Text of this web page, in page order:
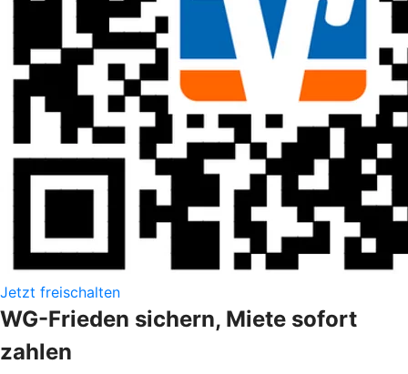
Jetzt freischalten
WG-Frieden sichern, Miete sofort
zahlen